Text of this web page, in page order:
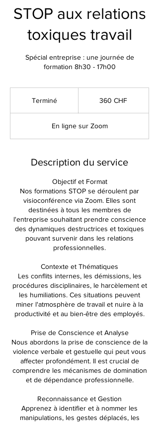
STOP aux relations
toxiques travail
Spécial entreprise : une journée de
formation 8h30 - 17h00
TerminéT
m
i
360 CHF
En ligne sur Zoom
Description du service
Objectif et Format
Nos formations STOP se déroulent par
visioconférence via Zoom. Elles sont
destinées à tous les membres de
l'entreprise souhaitant prendre conscience
des dynamiques destructrices et toxiques
pouvant survenir dans les relations
professionnelles.
Contexte et Thématiques
Les conflits internes, les démissions, les
procédures disciplinaires, le harcèlement et
les humiliations. Ces situations peuvent
miner l'atmosphère de travail et nuire à la
productivité et au bien-être des employés.
Prise de Conscience et Analyse
Nous abordons la prise de conscience de la
violence verbale et gestuelle qui peut vous
affecter profondément. Il est crucial de
comprendre les mécanismes de domination
et de dépendance professionnelle.
Reconnaissance et Gestion
Apprenez à identifier et à nommer les
manipulations, les gestes déplacés, les